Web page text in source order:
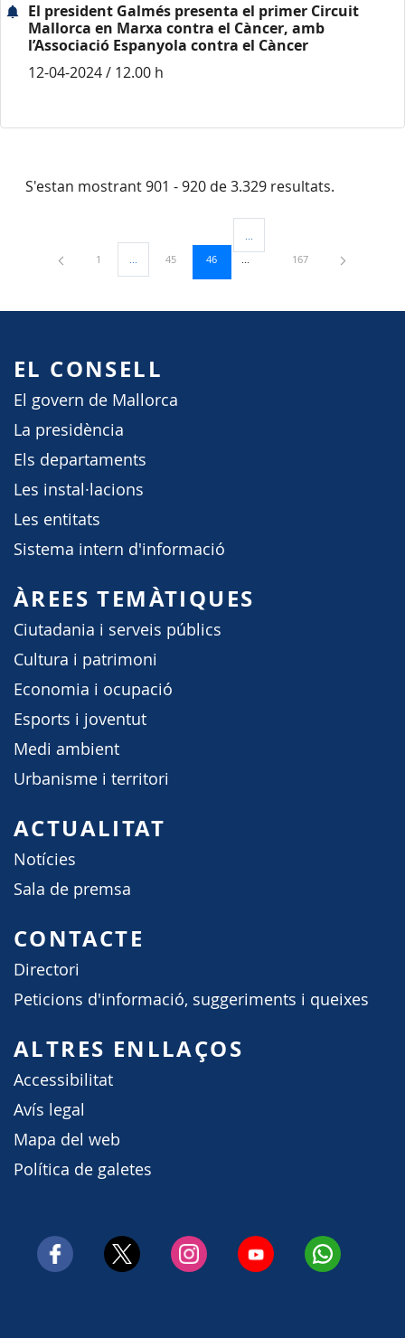
El president Galmés presenta el primer Circuit
Mallorca en Marxa contra el Càncer, amb
l’Associació Espanyola contra el Càncer
12-04-2024 / 12.00 h
S'estan mostrant 901 - 920 de 3.329 resultats.
Pàgina
1 ...Pàgines intermèdies Utilitzeu TAB per navegar.
Pàgina
45 Pàgina
46
Pàgines intermèdies Utilitzeu
Pàgina
167
EL CONSELL
El govern de Mallorca
La presidència
Els departaments
Les instal·lacions
Les entitats
Sistema intern d'informació
ÀREES TEMÀTIQUES
Ciutadania i serveis públics
Cultura i patrimoni
Economia i ocupació
Esports i joventut
Medi ambient
Urbanisme i territori
ACTUALITAT
Notícies
Sala de premsa
CONTACTE
Directori
Peticions d'informació, suggeriments i queixes
ALTRES ENLLAÇOS
Accessibilitat
Avís legal
Mapa del web
Política de galetes